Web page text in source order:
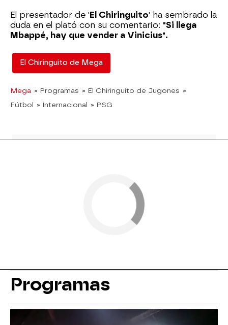
El presentador de 'El Chiringuito' ha sembrado la
duda en el plató con su comentario: "Si llega
Mbappé, hay que vender a Vinicius".
El Chiringuito de Mega
Mega » Programas » El Chiringuito de Jugones »
Fútbol » Internacional » PSG
Programas